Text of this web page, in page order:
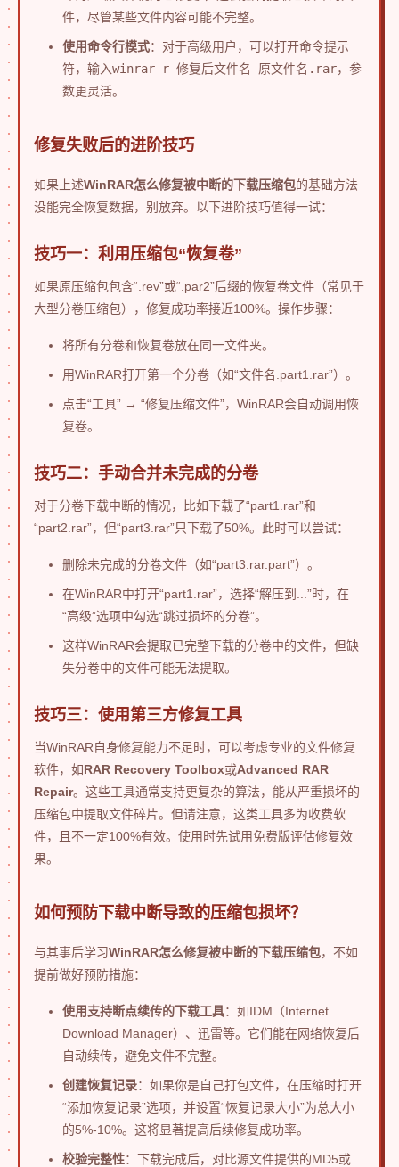
件，尽管某些文件内容可能不完整。
使用命令行模式：对于高级用户，可以打开命令提示
符，输入winrar r 修复后文件名 原文件名.rar，参
数更灵活。
修复失败后的进阶技巧
如果上述WinRAR怎么修复被中断的下载压缩包的基础方法
没能完全恢复数据，别放弃。以下进阶技巧值得一试：
技巧一：利用压缩包“恢复卷”
如果原压缩包包含“.rev”或“.par2”后缀的恢复卷文件（常见于
大型分卷压缩包），修复成功率接近100%。操作步骤：
将所有分卷和恢复卷放在同一文件夹。
用WinRAR打开第一个分卷（如“文件名.part1.rar”）。
点击“工具” → “修复压缩文件”，WinRAR会自动调用恢
复卷。
技巧二：手动合并未完成的分卷
对于分卷下载中断的情况，比如下载了“part1.rar”和
“part2.rar”，但“part3.rar”只下载了50%。此时可以尝试：
删除未完成的分卷文件（如“part3.rar.part”）。
在WinRAR中打开“part1.rar”，选择“解压到...”时，在
“高级”选项中勾选“跳过损坏的分卷”。
这样WinRAR会提取已完整下载的分卷中的文件，但缺
失分卷中的文件可能无法提取。
技巧三：使用第三方修复工具
当WinRAR自身修复能力不足时，可以考虑专业的文件修复
软件，如RAR Recovery Toolbox或Advanced RAR
Repair。这些工具通常支持更复杂的算法，能从严重损坏的
压缩包中提取文件碎片。但请注意，这类工具多为收费软
件，且不一定100%有效。使用时先试用免费版评估修复效
果。
如何预防下载中断导致的压缩包损坏？
与其事后学习WinRAR怎么修复被中断的下载压缩包，不如
提前做好预防措施：
使用支持断点续传的下载工具：如IDM（Internet
Download Manager）、迅雷等。它们能在网络恢复后
自动续传，避免文件不完整。
创建恢复记录：如果你是自己打包文件，在压缩时打开
“添加恢复记录”选项，并设置“恢复记录大小”为总大小
的5%-10%。这将显著提高后续修复成功率。
校验完整性：下载完成后，对比源文件提供的MD5或